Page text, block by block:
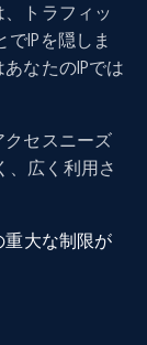
トラフィッ
IPを隠しま
なたのIPでは
クセスニーズ
、広く利用さ
重大な制限が